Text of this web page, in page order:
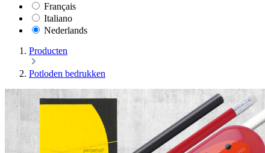
Français
Italiano
Nederlands
Producten
Potloden bedrukken